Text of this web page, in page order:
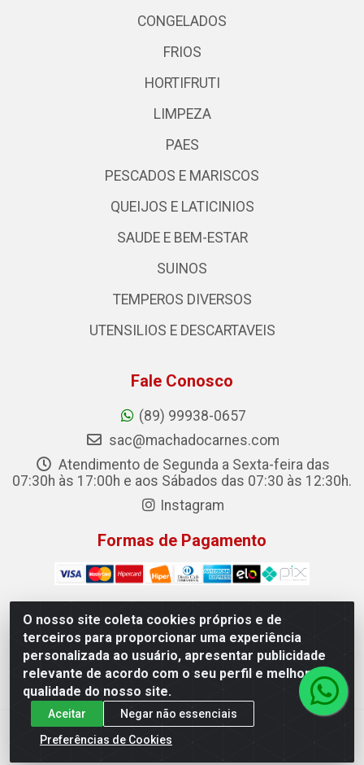
O nosso site coleta cookies próprios e de
terceiros para proporcionar uma experiência
personalizada ao usuário, apresentar publicidade
relevante de acordo com o seu perfil e melhorar a
qualidade do nosso site.
Aceitar
Negar não essenciais
Preferências de Cookies
CONGELADOS
FRIOS
HORTIFRUTI
LIMPEZA
PAES
PESCADOS E MARISCOS
QUEIJOS E LATICINIOS
SAUDE E BEM-ESTAR
SUINOS
TEMPEROS DIVERSOS
UTENSILIOS E DESCARTAVEIS
Fale Conosco
(89) 99938-0657
sac@machadocarnes.com
Atendimento de Segunda a Sexta-feira das
07:30h às 17:00h e aos Sábados das 07:30 às 12:30h.
Instagram
Formas de Pagamento
Machado Carnes Distribuidora de Alimentos LTDA -
Logradouro: Avenida Candido Aleixo, 148 - Centro - Oeiras/PI
- CEP 64.500-000 - 31.391.008/0001-50